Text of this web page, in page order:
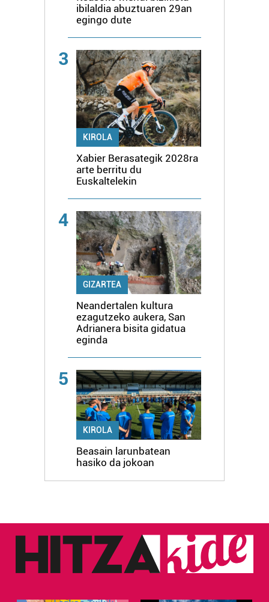
ibilaldia abuztuaren 29an
egingo dute
3
KIROLA
Xabier Berasategik 2028ra
arte berritu du
Euskaltelekin
4
GIZARTEA
Neandertalen kultura
ezagutzeko aukera, San
Adrianera bisita gidatua
eginda
5
KIROLA
Beasain larunbatean
hasiko da jokoan